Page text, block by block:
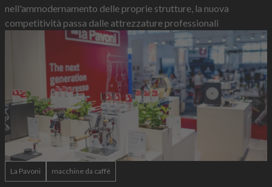
nell'ammodernamento delle proprie strutture, la nuova
competitività passa dalle attrezzature professionali
La Pavoni macchine da caffè